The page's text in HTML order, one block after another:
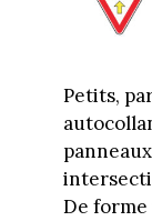
Petits,
De